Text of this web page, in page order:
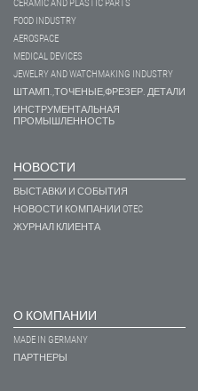
CERAMIC AND PLASTIC PARTS
FOOD INDUSTRY
AEROSPACE
MEDICAL DEVICES
JEWELRY AND WATCHMAKING INDUSTRY
ШТАМП.,ТОЧЕНЫЕ,ФРЕЗЕР. ДЕТАЛИ
ИНСТРУМЕНТАЛЬНАЯ
ПРОМЫШЛЕННОСТЬ
НОВОСТИ
ВЫСТАВКИ И СОБЫТИЯ
НОВОСТИ КОМПАНИИ OTEC
ЖУРНАЛ КЛИЕНТА
О КОМПАНИИ
MADE IN GERMANY
ПАРТНЕРЫ